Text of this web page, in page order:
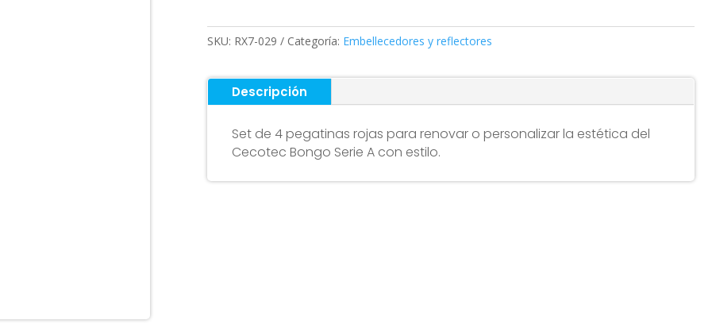
Bongo
(pack
4
unidades)
cantidad
SKU: RX7-029 Categoría: Embellecedores y reflectores
Descripción
Set de 4 pegatinas rojas para renovar o personalizar la estética del
Cecotec Bongo Serie A con estilo.